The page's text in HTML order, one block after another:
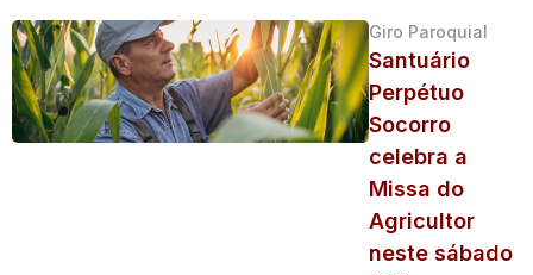
Giro Paroquial
Santuário
Perpétuo
Socorro
celebra a
Missa do
Agricultor
neste sábado